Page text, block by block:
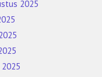
2025